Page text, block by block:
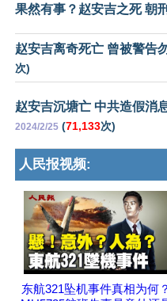
果然有事？赵安吉之死 朝
赵安吉离奇死亡 曾被警告
次)
赵安吉沉塘亡 中共造假消
2024/2/25 (71,133次)
人民报视频:
东航321坠机事件真相为何？